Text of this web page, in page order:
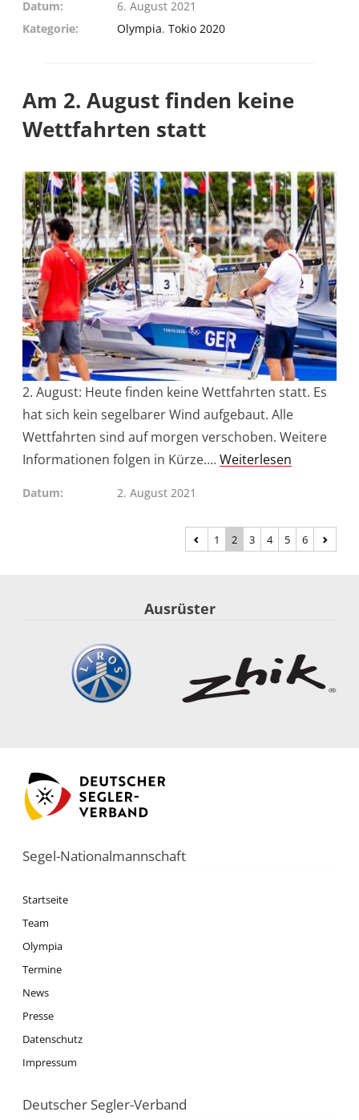
Datum
6. August 2021
Kategorie
Olympia, Tokio 2020
Am 2. August finden keine
Wettfahrten statt
2. August: Heute finden keine Wettfahrten statt. Es
hat sich kein segelbarer Wind aufgebaut. Alle
Wettfahrten sind auf morgen verschoben. Weitere
Informationen folgen in Kürze.…Weiterlesen
Datum 2. August 2021
1 2 3 4 5 6
Ausrüster
Segel-Nationalmannschaft
Startseite
Team
Olympia
Termine
News
Presse
Datenschutz
Impressum
Deutscher Segler-Verband